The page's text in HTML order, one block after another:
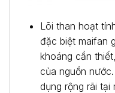
Lõi than hoạt
đặc biệt maifan
khoáng cần
của nguồn
dụng rộng rãi tại